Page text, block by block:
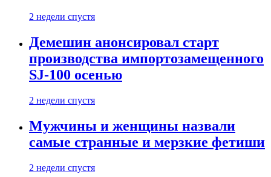
2 недели спустя
Демешин анонсировал старт
производства импортозамещенного
SJ-100 осенью
2 недели спустя
Мужчины и женщины назвали
самые странные и мерзкие фетиши
2 недели спустя